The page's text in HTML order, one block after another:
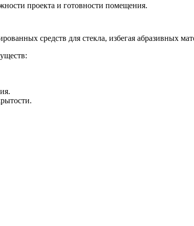
проекта и готовности помещения.
средств для стекла, избегая абразивных